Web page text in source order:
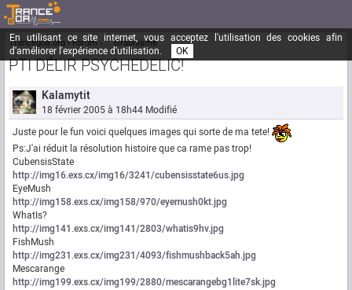
En utilisant ce site internet, vous acceptez l'utilisation des cookies afin
d'améliorer l'expérience d'utilisation.
OK
Trancegoa.org Forum ::. Graphisme
PTI DÉLIR PSYCHEDELIC!
Kalamytit
18 février 2005 à 18h44 Modifié
Juste pour le fun voici quelques images qui sorte de ma tete!
Ps:J'ai réduit la résolution histoire que ca rame pas trop!
CubensisState
http://img16.exs.cx/img16/3241/cubensisstate6us.jpg
EyeMush
http://img158.exs.cx/img158/970/eyemush0kt.jpg
WhatIs?
http://img141.exs.cx/img141/2803/whatis9hv.jpg
FishMush
http://img231.exs.cx/img231/4093/fishmushback5ah.jpg
Mescarange
http://img199.exs.cx/img199/2880/mescarangebg1lite7sk.jpg